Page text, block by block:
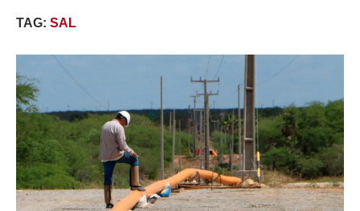
TAG: SAL